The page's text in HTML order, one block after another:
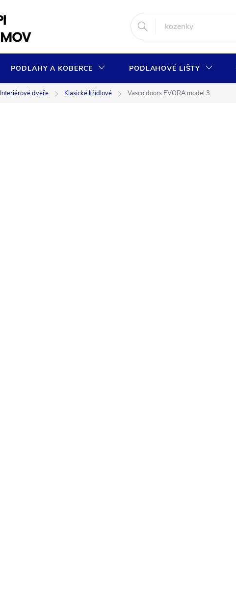
PODLAHY A KOBERCE PODLAHOVÉ LIŠTY
Interiérové dveře Klasické křídlové Vasco doors EVORA model 3